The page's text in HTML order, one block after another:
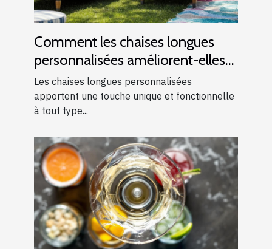
Comment les chaises longues
personnalisées améliorent-elles
les événements ?
Les chaises longues personnalisées
apportent une touche unique et fonctionnelle
à tout type...